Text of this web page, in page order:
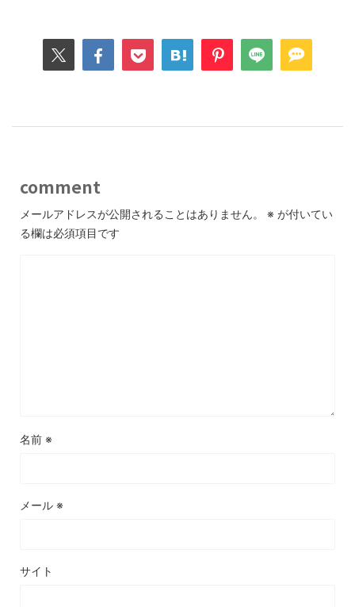
comment
メールアドレスが公開されることはありません。 ※ が付いてい
る欄は必須項目です
名前 ※
メール ※
サイト